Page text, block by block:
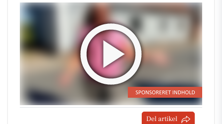
Del artikel